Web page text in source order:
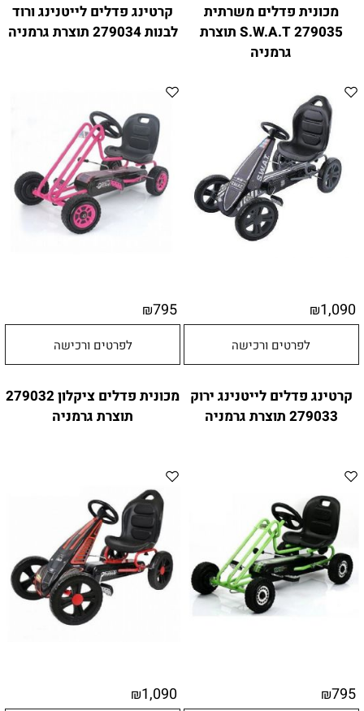
מכונית פדלים משרתית
S.W.A.T 279035 תוצרת
גרמניה
₪1,090
לפרטים ורכישה
קרטינג פדלים לייטנינג ורוד
לבנות 279034 תוצרת גרמניה
₪795
לפרטים ורכישה
קרטינג פדלים לייטנינג ירוק
279033 תוצרת גרמניה
₪795
מכונית פדלים ציקלון 279032
תוצרת גרמניה
₪1,090